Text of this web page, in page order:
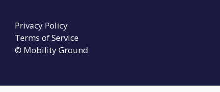
© Mobility Ground
Privacy Policy
Terms of Service